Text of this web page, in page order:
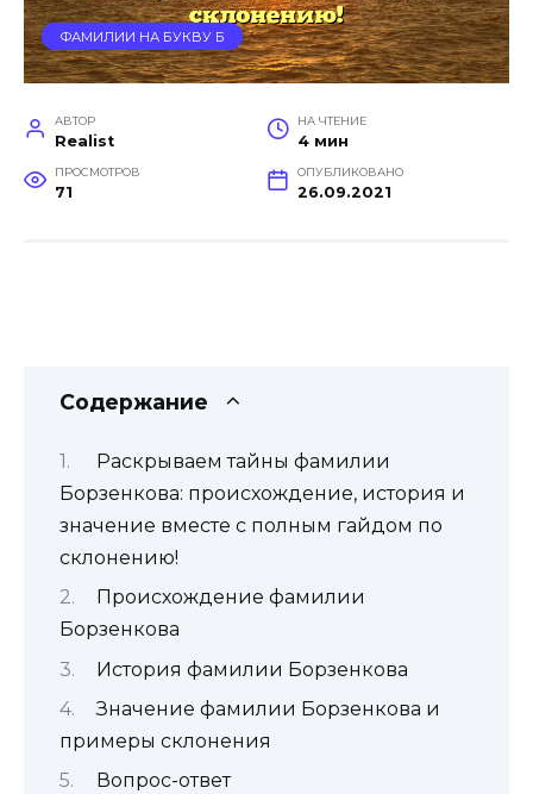
ФАМИЛИИ НА БУКВУ Б
АВТОР
Realist
НА ЧТЕНИЕ
4 мин
ПРОСМОТРОВ
71
ОПУБЛИКОВАНО
26.09.2021
Содержание
Раскрываем тайны фамилии
Борзенкова: происхождение, история и
значение вместе с полным гайдом по
склонению!
Происхождение фамилии
Борзенкова
История фамилии Борзенкова
Значение фамилии Борзенкова и
примеры склонения
Вопрос-ответ